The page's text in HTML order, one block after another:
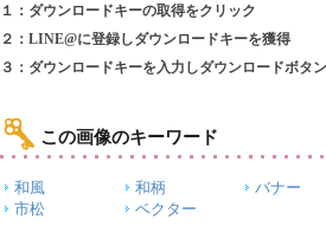
１：ダウンロードキーの取得をクリック
２：LINE@に登録しダウンロードキーを獲得
３：ダウンロードキーを入力しダウンロードボタ
この画像のキーワード
和風 和柄 バナー
市松
ベクター